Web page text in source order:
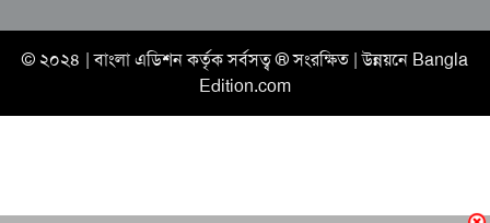
© ২০২৪ |বাংলা এডিশনকর্তৃক সর্বসত্ব ® সংরক্ষিত | উন্নয়নে Bangla
Edition.com